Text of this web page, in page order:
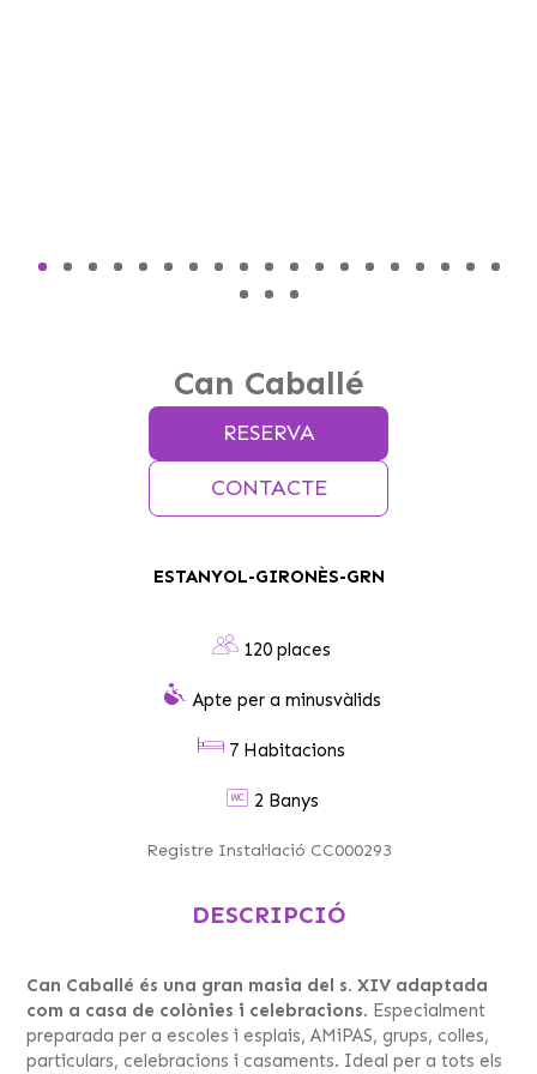
Can Caballé
RESERVA
CONTACTE
ESTANYOL-GIRONÈS-GRN
120 places
Apte per a minusvàlids
7 Habitacions
2 Banys
Registre Instal·lació CC000293
DESCRIPCIÓ
Can Caballé és una gran masia del s. XIV adaptada
com a casa de colònies i celebracions. Especialment
preparada per a escoles i esplais, AMiPAS, grups, colles,
particulars, celebracions i casaments. Ideal per a tots els